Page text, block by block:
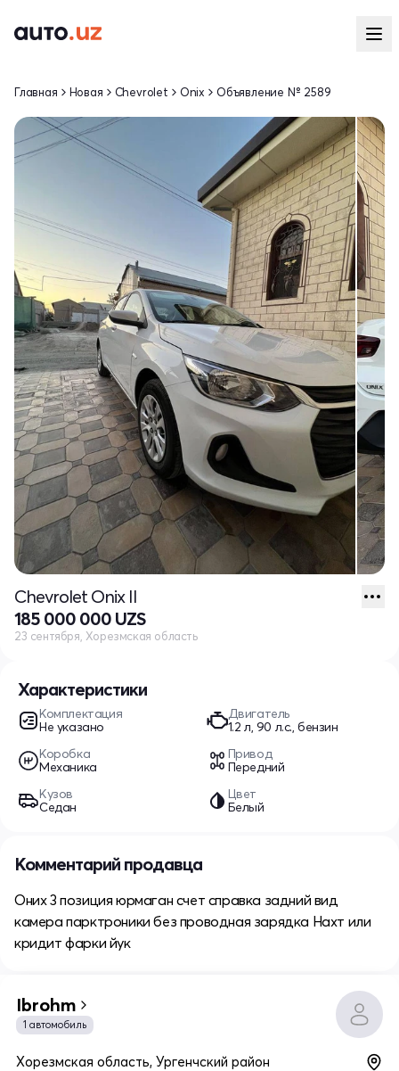
Характеристики
Комплектация
Не указано
Двигатель
1.2 л, 90 л.с., бензин
Коробка
Механика
Привод
Передний
Кузов
Седан
Цвет
Белый
Главная Новая Chevrolet Onix Объявление № 2589
Chevrolet Onix II
185 000 000 UZS
23 сентября, Хорезмская область
Комментарий продавца
Оних 3 позиция юрмаган счет справка задний вид
камера парктроники без проводная зарядка Нахт или
кридит фарки йук
Ibrohm
1 автомобиль
Хорезмская область, Ургенчский район